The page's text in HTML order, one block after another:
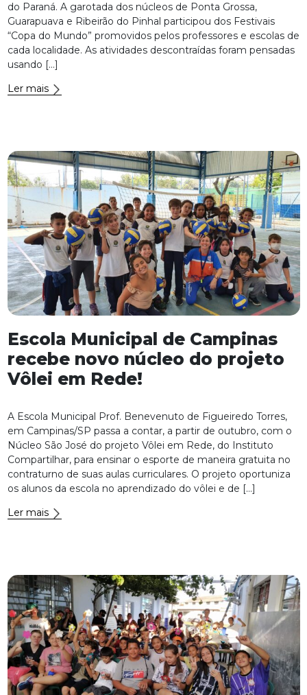
do Paraná. A garotada dos núcleos de Ponta Grossa,
Guarapuava e Ribeirão do Pinhal participou dos Festivais
“Copa do Mundo” promovidos pelos professores e escolas de
cada localidade. As atividades descontraídas foram pensadas
usando […]
Ler mais
Escola Municipal de Campinas
recebe novo núcleo do projeto
Vôlei em Rede!
A Escola Municipal Prof. Benevenuto de Figueiredo Torres,
em Campinas/SP passa a contar, a partir de outubro, com o
Núcleo São José do projeto Vôlei em Rede, do Instituto
Compartilhar, para ensinar o esporte de maneira gratuita no
contraturno de suas aulas curriculares. O projeto oportuniza
os alunos da escola no aprendizado do vôlei e de […]
Ler mais